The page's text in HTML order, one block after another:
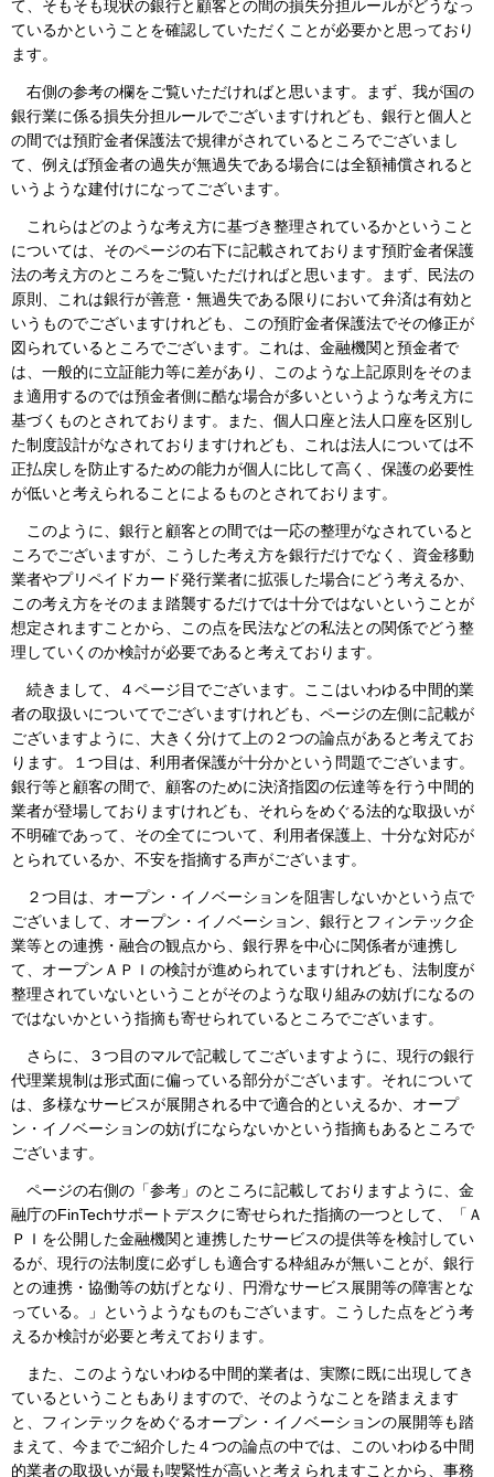
て、そもそも現状の銀行と顧客との間の損失分担ルールがどうなっ
ているかということを確認していただくことが必要かと思っており
ます。
右側の参考の欄をご覧いただければと思います。まず、我が国の
銀行業に係る損失分担ルールでございますけれども、銀行と個人と
の間では預貯金者保護法で規律がされているところでございまし
て、例えば預金者の過失が無過失である場合には全額補償されると
いうような建付けになってございます。
これらはどのような考え方に基づき整理されているかということ
については、そのページの右下に記載されております預貯金者保護
法の考え方のところをご覧いただければと思います。まず、民法の
原則、これは銀行が善意・無過失である限りにおいて弁済は有効と
いうものでございますけれども、この預貯金者保護法でその修正が
図られているところでございます。これは、金融機関と預金者で
は、一般的に立証能力等に差があり、このような上記原則をそのま
ま適用するのでは預金者側に酷な場合が多いというような考え方に
基づくものとされております。また、個人口座と法人口座を区別し
た制度設計がなされておりますけれども、これは法人については不
正払戻しを防止するための能力が個人に比して高く、保護の必要性
が低いと考えられることによるものとされております。
このように、銀行と顧客との間では一応の整理がなされていると
ころでございますが、こうした考え方を銀行だけでなく、資金移動
業者やプリペイドカード発行業者に拡張した場合にどう考えるか、
この考え方をそのまま踏襲するだけでは十分ではないということが
想定されますことから、この点を民法などの私法との関係でどう整
理していくのか検討が必要であると考えております。
続きまして、４ページ目でございます。ここはいわゆる中間的業
者の取扱いについてでございますけれども、ページの左側に記載が
ございますように、大きく分けて上の２つの論点があると考えてお
ります。１つ目は、利用者保護が十分かという問題でございます。
銀行等と顧客の間で、顧客のために決済指図の伝達等を行う中間的
業者が登場しておりますけれども、それらをめぐる法的な取扱いが
不明確であって、その全てについて、利用者保護上、十分な対応が
とられているか、不安を指摘する声がございます。
２つ目は、オープン・イノベーションを阻害しないかという点で
ございまして、オープン・イノベーション、銀行とフィンテック企
業等との連携・融合の観点から、銀行界を中心に関係者が連携し
て、オープンＡＰＩの検討が進められていますけれども、法制度が
整理されていないということがそのような取り組みの妨げになるの
ではないかという指摘も寄せられているところでございます。
さらに、３つ目のマルで記載してございますように、現行の銀行
代理業規制は形式面に偏っている部分がございます。それについて
は、多様なサービスが展開される中で適合的といえるか、オープ
ン・イノベーションの妨げにならないかという指摘もあるところで
ございます。
ページの右側の「参考」のところに記載しておりますように、金
融庁のFinTechサポートデスクに寄せられた指摘の一つとして、「Ａ
ＰＩを公開した金融機関と連携したサービスの提供等を検討してい
るが、現行の法制度に必ずしも適合する枠組みが無いことが、銀行
との連携・協働等の妨げとなり、円滑なサービス展開等の障害とな
っている。」というようなものもございます。こうした点をどう考
えるか検討が必要と考えております。
また、このようないわゆる中間的業者は、実際に既に出現してき
ているということもありますので、そのようなことを踏まえます
と、フィンテックをめぐるオープン・イノベーションの展開等も踏
まえて、今までご紹介した４つの論点の中では、このいわゆる中間
的業者の取扱いが最も喫緊性が高いと考えられますことから、事務